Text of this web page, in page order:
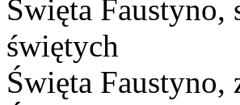
Święta Faustyno,
świętych
Święta Faustyno,